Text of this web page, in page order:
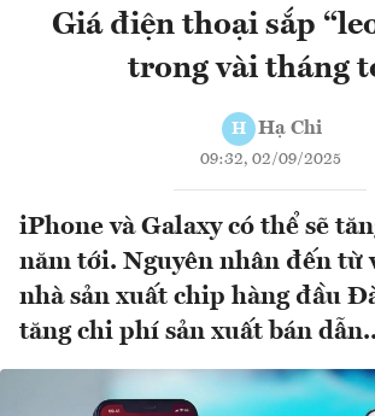
Giá điện thoại sắp
trong vài tháng
H Hạ Chi
09:32, 02/09/2025
iPhone và Galaxy có thể sẽ
năm tới. Nguyên nhân đến từ
nhà sản xuất chip hàng đầu
tăng chi phí sản xuất bán